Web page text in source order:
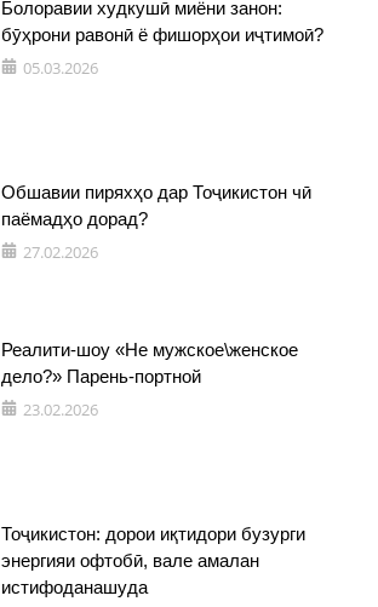
Болоравии худкушӣ миёни занон:
бӯҳрони равонӣ ё фишорҳои иҷтимоӣ?
05.03.2026
Обшавии пиряхҳо дар Тоҷикистон чӣ
паёмадҳо дорад?
27.02.2026
Реалити-шоу «Не мужское\женское
дело?» Парень-портной
23.02.2026
Тоҷикистон: дорои иқтидори бузурги
энергияи офтобӣ, вале амалан
истифоданашуда